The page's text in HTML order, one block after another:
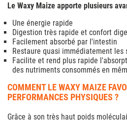
Le Waxy Maize apporte plusieurs
Une énergie rapide
Digestion très rapide et confort
Facilement absorbé par l'intestin
Restaure quasi immédiatement les
Facilite et rend plus rapide
des nutriments consommés en
COMMENT LE WAXY MAIZE
PERFORMANCES PHYSIQUES ?
Grâce à son très haut poids